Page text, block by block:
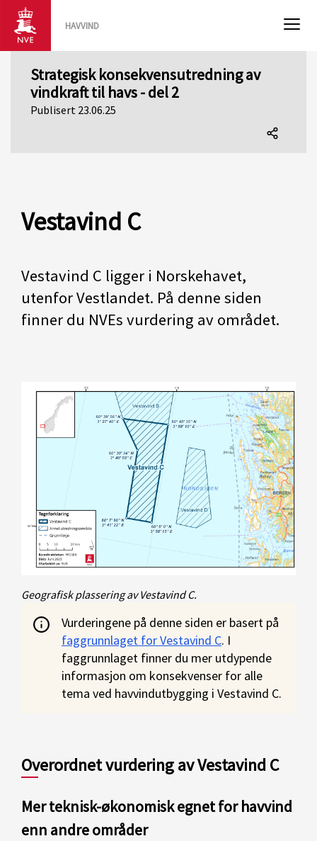
HAVVIND
Strategisk konsekvensutredning av
vindkraft til havs - del 2
Publisert 23.06.25
Vestavind C
Vestavind C ligger i Norskehavet,
utenfor Vestlandet. På denne siden
finner du NVEs vurdering av området.
Geografisk plassering av Vestavind C.
Vurderingene på denne siden er basert på
faggrunnlaget for Vestavind C. I
faggrunnlaget finner du mer utdypende
informasjon om konsekvenser for alle
tema ved havvindutbygging i Vestavind C.
Overordnet vurdering av Vestavind C
Mer teknisk-økonomisk egnet for havvind
enn andre områder